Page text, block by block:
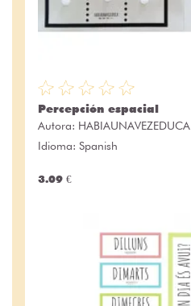
Percepción espacial
Autora: HABIAUNAVEZEDUCA
Idioma: Spanish
3.09 €